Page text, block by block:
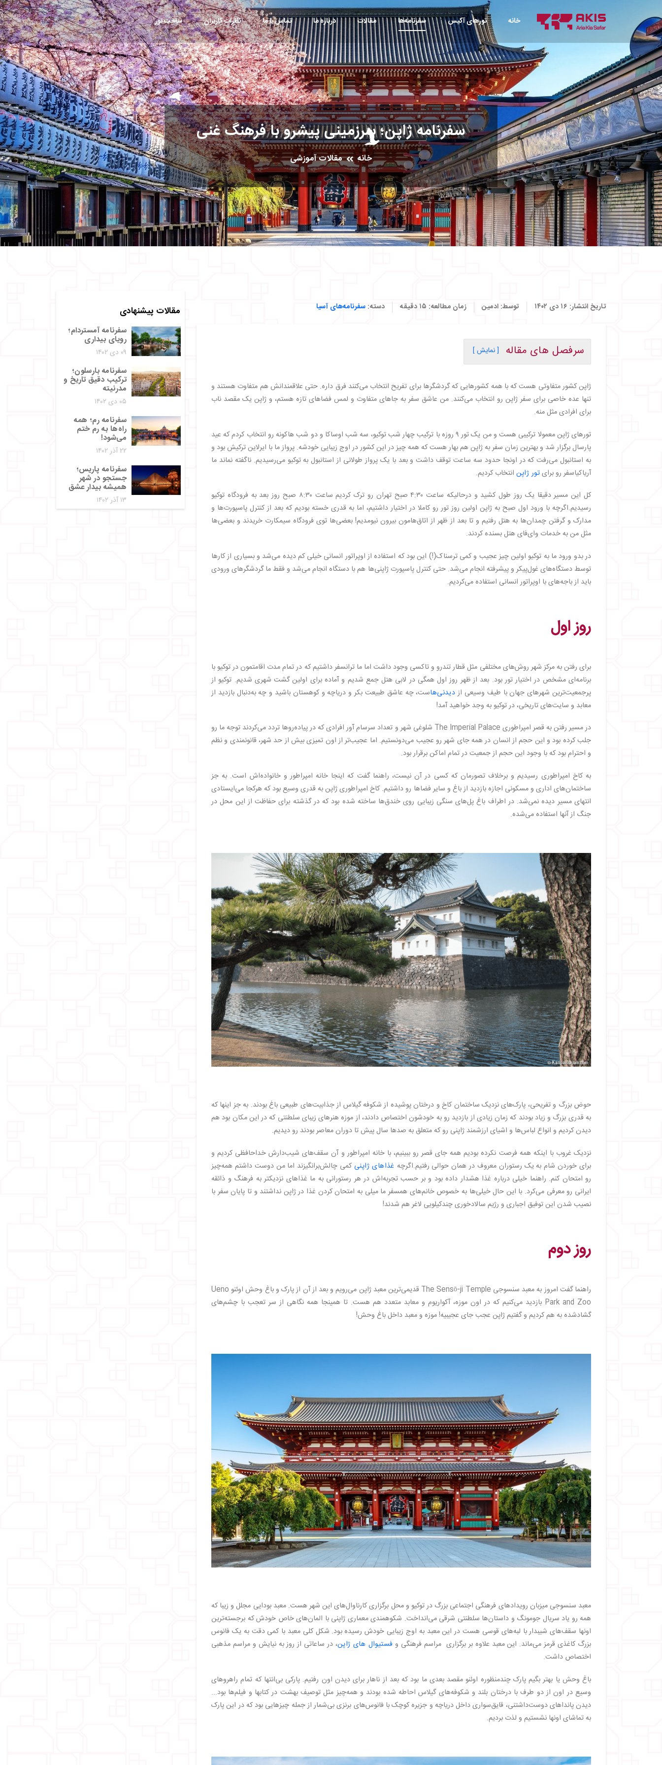
خانه تورهای آکیس سفرنامه‌ها مقالات درباره ما تماس با ما نظرات کاربران ساخت تور
سفرنامه ژاپن؛ سرزمینی پیشرو با فرهنگ غنی
خانه مقالات آموزشی
مقالات پیشنهادی
سفرنامه آمستردام؛
رویای بیداری
۰۹ دی ۱۴۰۲
سفرنامه بارسلون؛
ترکیب دقیق تاریخ و
مدرنیته
۰۵ دی ۱۴۰۲
سفرنامه رم؛ همه
راه‌ها به رم ختم
می‌شود!
۲۲ آذر ۱۴۰۲
سفرنامه پاریس؛
جستجو در شهر
همیشه بیدار عشق
۱۳ آذر ۱۴۰۲
تاریخ انتشار: ۱۶ دی ۱۴۰۲ توسط: ادمین زمان مطالعه: ۱۵ دقیقه دسته: سفرنامه‌های آسیا
سرفصل های مقاله
[ نمایش ]
・روز اول
روز دوم
・
روز سوم
・روز چهارم
・ روز دوم اوساکا
・
روز سوم اوساکا
・روز اول هاکونه
・ روز دوم هاکونه
روز آخر سفر
・سرزمینی پیشرو با فرهنگ غنی
ژاپن کشور متفاوتی هست که با همه کشورهایی که گردشگرها برای تفریح انتخاب می‌کنند فرق داره. حتی علاقمندانش هم متفاوت هستند و
تنها عده خاصی برای سفر ژاپن رو انتخاب می‌کنند. من عاشق سفر به جاهای متفاوت و لمس فضاهای تازه هستم، و ژاپن یک مقصد ناب
برای افرادی مثل منه.
تورهای ژاپن معمولا ترکیبی هست و من یک تور ۹ روزه با ترکیب چهار شب توکیو، سه شب اوساکا و دو شب هاکونه رو انتخاب کردم که عید
پارسال برگزار شد و بهترین زمان سفر به ژاپن هم بهار هست که همه چیز در این کشور در اوج زیبایی خودشه. پرواز ما با ایرلاین ترکیش بود و
به استانبول می‌رفت که در اونجا حدود سه ساعت توقف داشت و بعد با یک پرواز طولانی از استانبول به توکیو می‌رسیدیم. ناگفته نماند ما
آریاکیاسفر رو برایتور ژاپن انتخاب کردیم.
کل این مسیر دقیقا یک روز طول کشید و درحالیکه ساعت ۴:۳۰ صبح تهران رو ترک کردیم ساعت ۸:۳۰ صبح روز بعد به فرودگاه توکیو
رسیدیم.اگرچه با ورود اول صبح به ژاپن اولین روز تور رو کاملا در اختیار داشتیم، اما به قدری خسته بودیم که بعد از کنترل پاسپورت‌ها و
مدارک و گرفتن چمدان‌ها به هتل رفتیم و تا بعد از ظهر از اتاق‌هامون بیرون نیومدیم! بعضی‌ها توی فرودگاه سیمکارت خریدند و بعضی‌ها
مثل من به خدمات وای‌فای هتل بسنده کردند.
در بدو ورود ما به توکیو اولین چیز عجیب و کمی ترسناک(!) این بود که استفاده از اوپراتور انسانی خیلی کم دیده می‌شد و بسیاری از کارها
توسط دستگاه‌های غول‌پیکر و پیشرفته انجام می‌شد. حتی کنترل پاسپورت ژاپنی‌ها هم با دستگاه انجام می‌شد و فقط ما گردشگرهای ورودی
باید از باجه‌های با اوپراتور انسانی استفاده می‌کردیم.
روز اول
برای رفتن به مرکز شهر روش‌های مختلفی مثل قطار تندرو و تاکسی وجود داشت اما ما ترانسفر داشتیم که در تمام مدت اقامتمون در توکیو با
برنامه‌ای مشخص در اختیار تور بود. بعد از ظهر روز اول همگی در لابی هتل جمع شدیم و آماده برای اولین گشت شهری شدیم. توکیو از
پرجمعیت‌ترین شهرهای جهان با طیف وسیعی ازدیدنی‌هاست، چه عاشق طبیعت بکر و دریاچه و کوهستان باشید و چه به‌دنبال بازدید از
معابد و سایت‌های تاریخی، در توکیو به وجد خواهید آمد!
در مسیر رفتن به قصر امپراطوری The Imperial Palace شلوغی شهر و تعداد سرسام آور افرادی که در پیاده‌روها تردد می‌کردند توجه ما رو
جلب کرده بود و این حجم از انسان در همه جای شهر رو عجیب می‌دونستیم. اما عجیب‌تر از اون تمیزی بیش از حد شهر، قانونمندی و نظم
و احترام بود که با وجود این حجم از جمعیت در تمام اماکن برقرار بود.
به کاخ امپراطوری رسیدیم و برخلاف تصورمان که کسی در آن نیست، راهنما گفت که اینجا خانه امپراطور و خانواده‌اش است. به جز
ساختمان‌های اداری و مسکونی اجازه بازدید از باغ و سایر فضاها رو داشتیم. کاخ امپراطوری ژاپن به قدری وسیع بود که هرکجا می‌ایستادی
انتهای مسیر دیده نمی‌شد. در اطراف باغ پل‌های سنگی زیبایی روی خندق‌ها ساخته شده بود که در گذشته برای حفاظت از این محل در
جنگ از آنها استفاده می‌شده.
حوض بزرگ و تفریحی، پارک‌های نزدیک ساختمان کاخ و درختان پوشیده از شکوفه گیلاس از جذابیت‌های طبیعی باغ بودند. به جز اینها که
به قدری بزرگ و زیاد بودند که زمان زیادی از بازدید رو به خودشون اختصاص دادند، از موزه هنرهای زیبای سلطنتی که در این مکان بود هم
دیدن کردیم و انواع لباس‌ها و اشیای ارزشمند ژاپنی رو که متعلق به صدها سال پیش تا دوران معاصر بودند رو دیدیم.
نزدیک غروب با اینکه همه فرصت نکرده بودیم همه جای قصر رو ببینیم، با خانه امپراطور و آن سقف‌های شیب‌دارش خداحافظی کردیم و
برای خوردن شام به یک رستوران معروف در همان حوالی رفتیم.اگرچه غذاهای ژاپنی کمی چالش‌برانگیزند اما من دوست داشتم همه‌چیز
رو امتحان کنم. راهنما خیلی درباره غذا هشدار داده بود و بر حسب تجربه‌اش در هر رستورانی به ما غذاهای نزدیکتر به فرهنگ و ذائقه
ایرانی رو معرفی می‌کرد. با این حال خیلی‌ها به خصوص خانم‌های همسفر ما میلی به امتحان کردن غذا در ژاپن نداشتند و تا پایان سفر با
نصیب شدن این توفیق اجباری و رژیم سالادخوری چندکیلویی لاغر هم شدند!
روز دوم
راهنما گفت امروز به معبد سنسوجی The Sensō-ji Temple قدیمی‌ترین معبد ژاپن می‌رویم و بعد از آن از پارک و باغ وحش اوئنو Ueno
Park and Zoo بازدید می‌کنیم که در اون موزه، آکواریوم و معابد متعدد هم هست. تا همینجا همه نگاهی از سر تعجب با چشم‌های
گشادشده به هم کردیم و گفتیم ژاپن عجب جای عجیبیه! موزه و معبد داخل باغ وحش!
معبد سنسوجی میزبان رویدادهای فرهنگی اجتماعی بزرگ در توکیو و محل برگزاری کارناوال‌های این شهر هست. معبد بودایی مجلل و زیبا که
همه رو یاد سریال جومونگ و داستان‌ها سلطنتی شرقی می‌انداخت. شکوهمندی معماری ژاپنی با المان‌های خاص خودش که برجسته‌ترین
اونها سقف‌های شیبدار با لبه‌های قوسی هست در این معبد به اوج زیبایی خودش رسیده بود. شکل کلی معبد با کمی دقت به یک فانوس
بزرگ کاغذی قرمز می‌ماند. این معبد علاوه بر برگزاری مراسم فرهنگی و فستیوال های ژاپن، در ساعاتی از روز به نیایش و مراسم مذهبی
اختصاص داشت.
باغ وحش یا بهتر بگیم پارک چندمنظوره اوئنو مقصد بعدی ما بود که بعد از ناهار برای دیدن اون رفتیم. پارکی بی‌انتها که تمام راهروهای
وسیع در اون از دو طرف با درختان بلند و شکوفه‌های گیلاس احاطه شده بودند و همه‌چیز مثل توصیف بهشت در کتابها و فیلم‌ها بود...
دیدن پانداهای دوست‌داشتنی، قایق‌سواری داخل دریاچه و جزیره کوچک با فانوس‌های برنزی بی‌شمار از جمله چیزهایی بود که در این پارک
به تماشای اونها نشستیم و لذت بردیم.